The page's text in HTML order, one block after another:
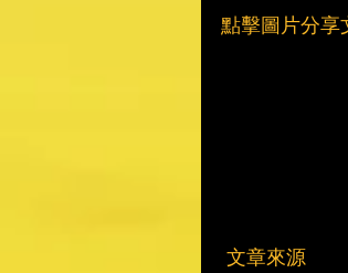
點擊圖片分
文章來源